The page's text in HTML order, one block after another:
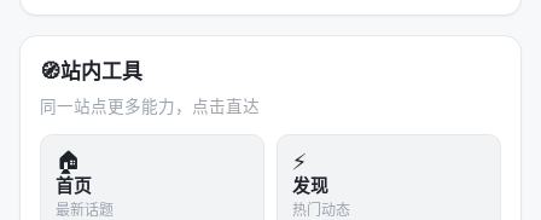
🧭站内工具
同一站点更多能力，点击直达
🏠
首页
最新话题
⚡
发现
热门动态